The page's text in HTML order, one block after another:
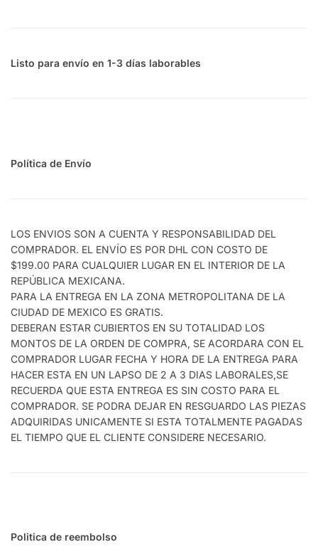
Listo para envío en 1-3 días laborables
Política de Envío
LOS ENVIOS SON A CUENTA Y RESPONSABILIDAD DEL
COMPRADOR. EL ENVÍO ES POR DHL CON COSTO DE
$199.00 PARA CUALQUIER LUGAR EN EL INTERIOR DE LA
REPÚBLICA MEXICANA.
PARA LA ENTREGA EN LA ZONA METROPOLITANA DE LA
CIUDAD DE MEXICO ES GRATIS.
DEBERAN ESTAR CUBIERTOS EN SU TOTALIDAD LOS
MONTOS DE LA ORDEN DE COMPRA, SE ACORDARA CON EL
COMPRADOR LUGAR FECHA Y HORA DE LA ENTREGA PARA
HACER ESTA EN UN LAPSO DE 2 A 3 DIAS LABORALES,SE
RECUERDA QUE ESTA ENTREGA ES SIN COSTO PARA EL
COMPRADOR. SE PODRA DEJAR EN RESGUARDO LAS PIEZAS
ADQUIRIDAS UNICAMENTE SI ESTA TOTALMENTE PAGADAS
EL TIEMPO QUE EL CLIENTE CONSIDERE NECESARIO.
Politica de reembolso